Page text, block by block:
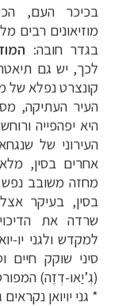
בכיכר העם,
מוזיאונים רבים
בגדר חובה:
לכך, יש גם
קונצרט נפלא של
העיר העתיקה,
היא יפהפייה
העירוני של
אחרים בסין,
מחזה משובב
בסין, בעיקר
שרדה את
למקדש ולגני יו-
סיני שוקק חיים
(גְ’יַאוּ-דְזֶה)
* גני יויואן